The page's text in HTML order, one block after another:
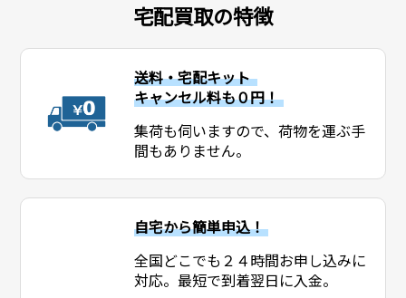
宅配買取の特徴
送料・宅配キット
キャンセル料も０円！
集荷も伺いますので、荷物を運ぶ手
間もありません。
自宅から簡単申込！
全国どこでも２４時間お申し込みに
対応。最短で到着翌日に入金。